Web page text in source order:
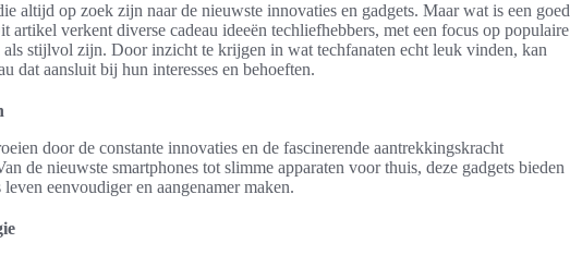
altijd op zoek zijn naar de nieuwste innovaties en gadgets. Maar wat is een goed
artikel verkent diverse cadeau ideeën techliefhebbers, met een focus op populaire
als stijlvol zijn. Door inzicht te krijgen in wat techfanaten echt leuk vinden, kan
dat aansluit bij hun interesses en behoeften.
door de constante innovaties en de fascinerende aantrekkingskracht
de nieuwste smartphones tot slimme apparaten voor thuis, deze gadgets bieden
eenvoudiger en aangenamer maken.